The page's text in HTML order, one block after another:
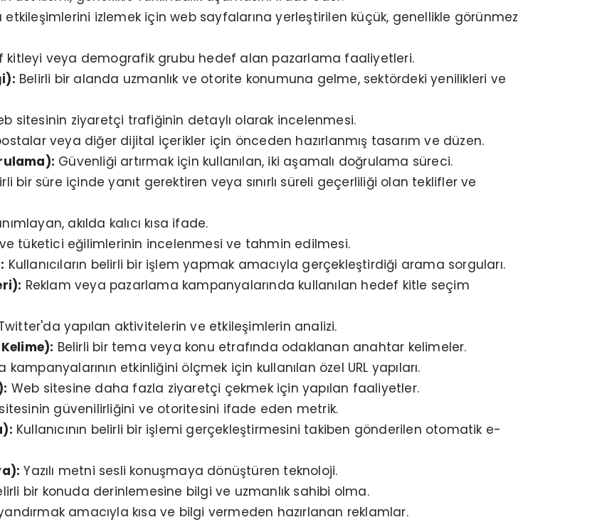
etkileşimlerini izlemek için web sayfalarına yerleştirilen küçük, genellikle görünmez
kitleyi veya demografik grubu hedef alan pazarlama faaliyetleri.
Belirli bir alanda uzmanlık ve otorite konumuna gelme, sektördeki yenilikleri ve
sitesinin ziyaretçi trafiğinin detaylı olarak incelenmesi.
veya diğer dijital içerikler için önceden hazırlanmış tasarım ve düzen.
Güvenliği artırmak için kullanılan, iki aşamalı doğrulama süreci.
bir süre içinde yanıt gerektiren veya sınırlı süreli geçerliliği olan teklifler ve
akılda kalıcı kısa ifade.
tüketici eğilimlerinin incelenmesi ve tahmin edilmesi.
Kullanıcıların belirli bir işlem yapmak amacıyla gerçekleştirdiği arama sorguları.
Reklam veya pazarlama kampanyalarında kullanılan hedef kitle seçim
yapılan aktivitelerin ve etkileşimlerin analizi.
Belirli bir tema veya konu etrafında odaklanan anahtar kelimeler.
kampanyalarının etkinliğini ölçmek için kullanılan özel URL yapıları.
Web sitesine daha fazla ziyaretçi çekmek için yapılan faaliyetler.
güvenilirliğini ve otoritesini ifade eden metrik.
Kullanıcının belirli bir işlemi gerçekleştirmesini takiben gönderilen otomatik e-
Yazılı metni sesli konuşmaya dönüştüren teknoloji.
bir konuda derinlemesine bilgi ve uzmanlık sahibi olma.
amacıyla kısa ve bilgi vermeden hazırlanan reklamlar.